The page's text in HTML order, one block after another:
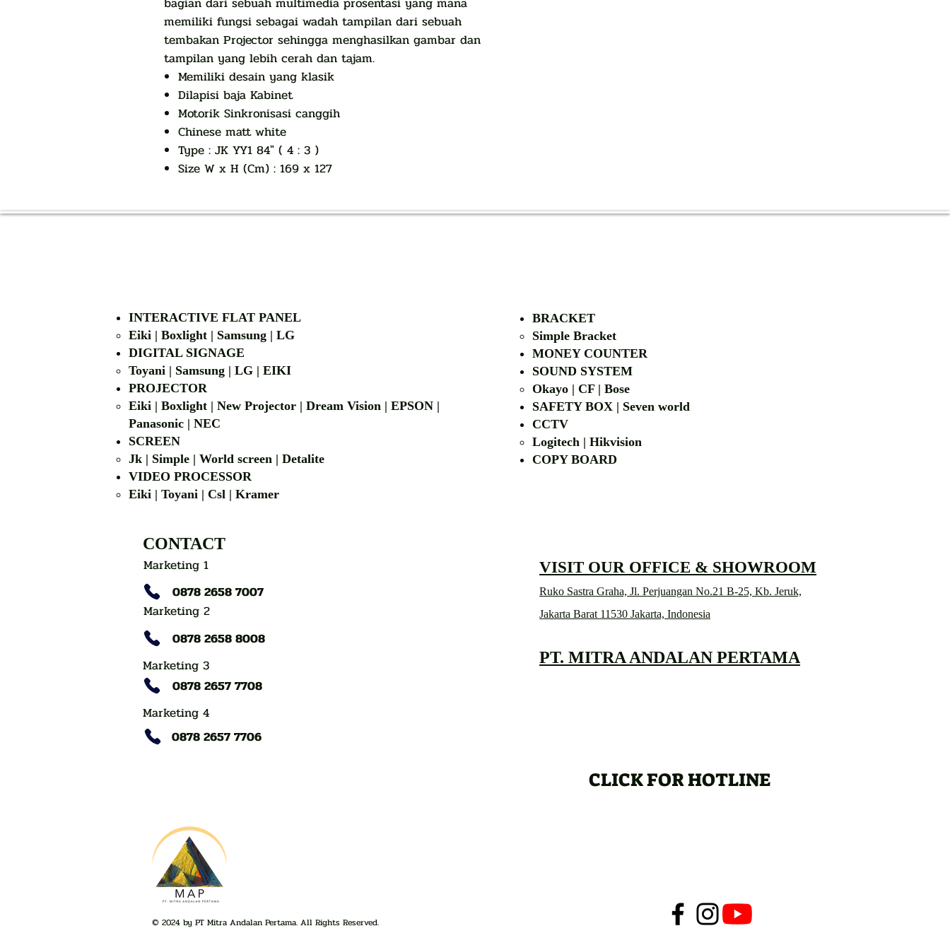
memiliki fungsi sebagai wadah tampilan dari sebuah
tembakan Projector sehingga menghasilkan gambar dan
tampilan yang lebih cerah dan tajam.
Memiliki desain yang klasik
Dilapisi baja Kabinet
Motorik Sinkronisasi canggih
Chinese matt white
Type : JK YY1 84″ ( 4 : 3 )
Size W x H (Cm) : 169 x 127
INTERACTIVE FLAT PANEL
Eiki | Boxlight | Samsung | LG
DIGITAL SIGNAGE
Toyani | Samsung | LG | EIKI
PROJECTOR
Eiki | Boxlight | New Projector | Dream Vision | EPSON |
Panasonic | NEC
SCREEN
Jk | Simple | World screen | Detalite
VIDEO PROCESSOR
Eiki | Toyani | Csl | Kramer
BRACKET
Simple Bracket
MONEY COUNTER
SOUND SYSTEM
Okayo | CF | Bose
SAFETY BOX | Seven world
CCTV
Logitech | Hikvision
COPY BOARD
CONTACT
Marketing 1
0878 2658 7007
Marketing 2
0878 2658 8008
Marketing 3
0878 2657 7708
VISIT OUR OFFICE & SHOWROOM
Ruko Sastra Graha, Jl. Perjuangan No.21 B-25, Kb. Jeruk,
Jakarta Barat 11530 Jakarta, Indonesia
PT. MITRA ANDALAN PERTAMA
Marketing 4
0878 2657 7706
CLICK FOR HOTLINE
© 2024 by PT Mitra Andalan Pertama. All Rights Reserved.